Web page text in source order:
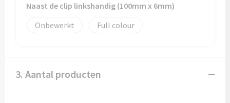
Naast de clip linkshandig (100mm x 6mm)
Onbewerkt
Full colour
3. Aantal producten